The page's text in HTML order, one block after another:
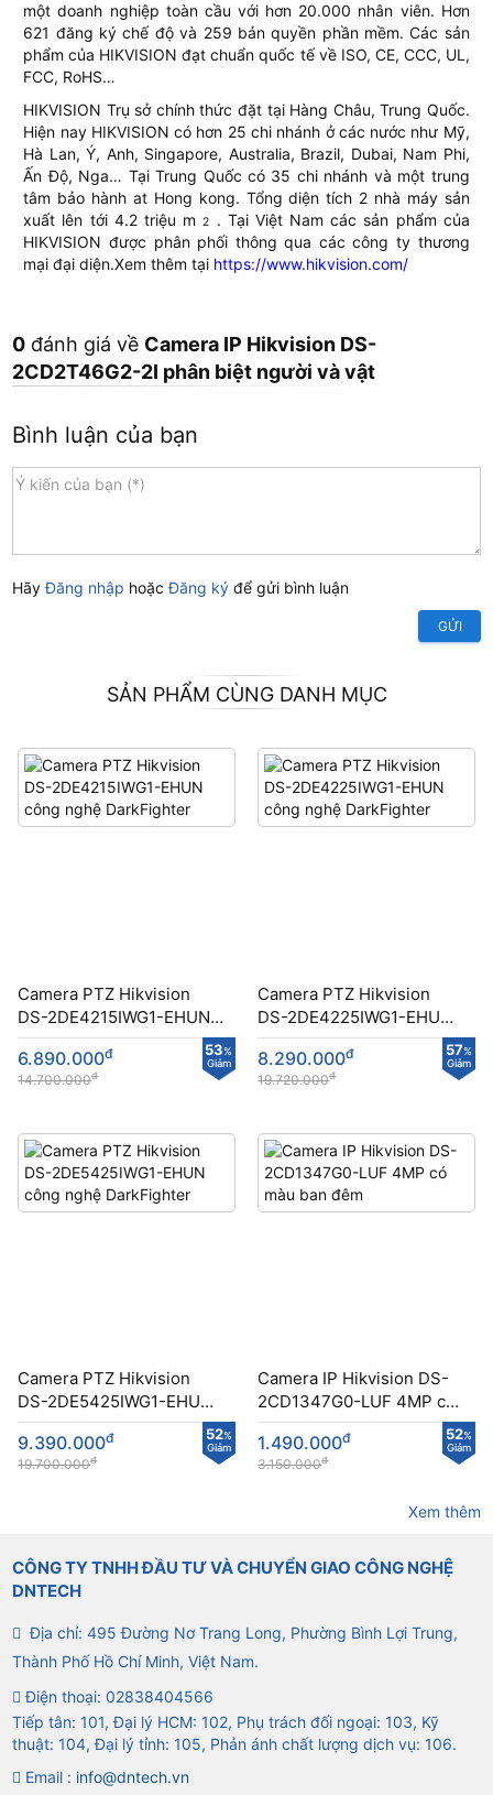
một doanh nghiệp toàn cầu với hơn 20.000 nhân viên. Hơn
621 đăng ký chế độ và 259 bản quyền phần mềm. Các sản
phẩm của HIKVISION đạt chuẩn quốc tế về ISO, CE, CCC, UL,
FCC, RoHS…
HIKVISION Trụ sở chính thức đặt tại Hàng Châu, Trung Quốc.
Hiện nay HIKVISION có hơn 25 chi nhánh ở các nước như Mỹ,
Hà Lan, Ý, Anh, Singapore, Australia, Brazil, Dubai, Nam Phi,
Ấn Độ, Nga… Tại Trung Quốc có 35 chi nhánh và một trung
tâm bảo hành at Hong kong. Tổng diện tích 2 nhà máy sản
xuất lên tới 4.2 triệu m 2
. Tại Việt Nam các sản phẩm của
HIKVISION được phân phối thông qua các công ty thương
mại đại diện.Xem thêm tại https://www.hikvision.com/
0 đánh giá về Camera IP Hikvision DS-
2CD2T46G2-2I phân biệt người và vật
Bình luận của bạn
HãyĐăng nhập hoặcĐăng ký để gửi bình luận
GỬI
SẢN PHẨM CÙNG DANH MỤC
Camera PTZ Hikvision
DS-2DE4215IWG1-EHUN
công nghệ DarkFighter 53%
Giảm
6.890.000đ
14.700.000đ
Camera PTZ Hikvision
DS-2DE4225IWG1-EHUN
công nghệ DarkFighter 57%
Giảm
8.290.000đ
19.720.000đ
Camera PTZ Hikvision
DS-2DE5425IWG1-EHUN
công nghệ DarkFighter 52%
Giảm
9.390.000đ
19.700.000đ
Camera IP Hikvision DS-
2CD1347G0-LUF 4MP có
màu ban đêm
52%
Giảm
1.490.000đ
3.150.000đ
Xem thêm
CÔNG TY TNHH ĐẦU TƯ VÀ CHUYỂN GIAO CÔNG NGHỆ
DNTECH
Địa chỉ: 495 Đường Nơ Trang Long, Phường Bình Lợi Trung,
Thành Phố Hồ Chí Minh, Việt Nam.
Điện thoại: 02838404566
Tiếp tân: 101, Đại lý HCM: 102, Phụ trách đối ngoại: 103, Kỹ
thuật: 104, Đại lý tỉnh: 105, Phản ánh chất lượng dịch vụ: 106.
Email : info@dntech.vn